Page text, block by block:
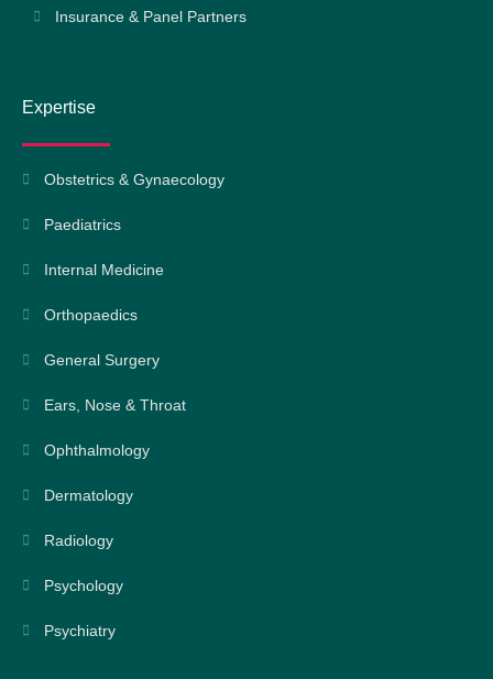
Insurance & Panel Partners
Expertise
Obstetrics & Gynaecology
Paediatrics
Internal Medicine
Orthopaedics
General Surgery
Ears, Nose & Throat
Ophthalmology
Dermatology
Radiology
Psychology
Psychiatry